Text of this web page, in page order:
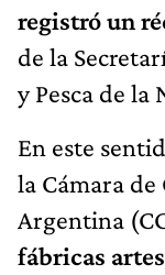
registró un
de la
y Pesca de la
En este
la Cámara de
Argentina
fábricas